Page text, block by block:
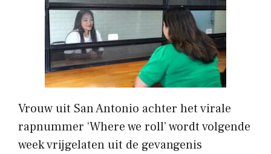
Vrouw uit San Antonio achter het virale
rapnummer ‘Where we roll’ wordt volgende
week vrijgelaten uit de gevangenis